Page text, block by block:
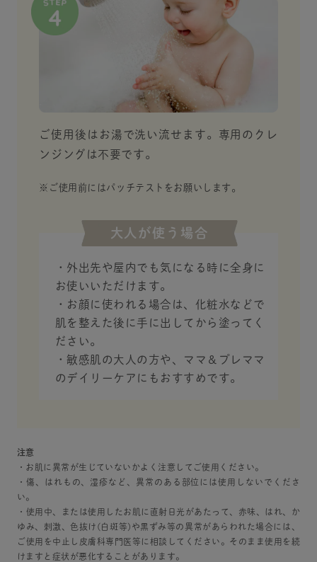
ご使用後はお湯で洗い流せます。専用のクレ
ンジングは不要です。
※ご使用前にはパッチテストをお願いします。
大人が使う場合
・外出先や屋内でも気になる時に全身に
お使いいただけます。
・お顔に使われる場合は、化粧水などで
肌を整えた後に手に出してから塗ってく
ださい。
・敏感肌の大人の方や、ママ＆プレママ
のデイリーケアにもおすすめです。
注意
・お肌に異常が生じていないかよく注意してご使用ください。
・傷、はれもの、湿疹など、異常のある部位には使用しないでくださ
い。
・使用中、または使用したお肌に直射日光があたって、赤味、はれ、か
ゆみ、刺激、色抜け(白斑等)や黒ずみ等の異常があらわれた場合には、
ご使用を中止し皮膚科専門医等に相談してください。そのまま使用を続
けますと症状が悪化することがあります。